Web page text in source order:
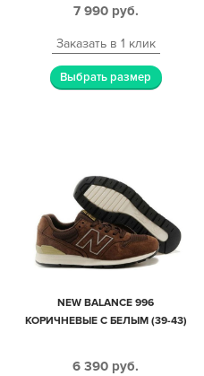
7 990 руб.
Заказать в 1 клик
Выбрать размер
NEW BALANCE 996
КОРИЧНЕВЫЕ С БЕЛЫМ (39-43)
6 390 руб.